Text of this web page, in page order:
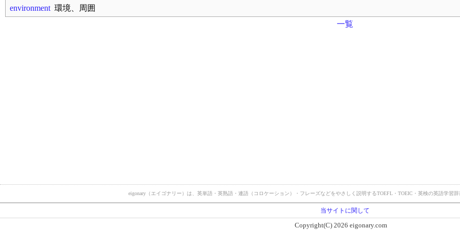
environment 環境、周囲
一覧
eigonary（エイゴナリー）は、英単語・英熟語・連語（コロケーション）・フレーズなどをやさしく説明するTOEFL・TOEIC・英検の英語学習
当サイトに関して
Copyright(C) 2026 eigonary.com